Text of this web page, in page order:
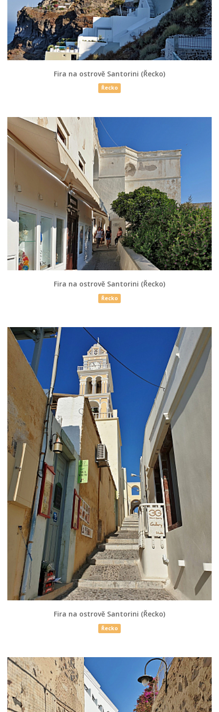
Fira na ostrově Santorini (Řecko)
Řecko
Fira na ostrově Santorini (Řecko)
Řecko
Fira na ostrově Santorini (Řecko)
Řecko